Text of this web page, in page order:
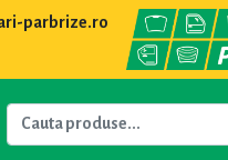
parbrize.ro